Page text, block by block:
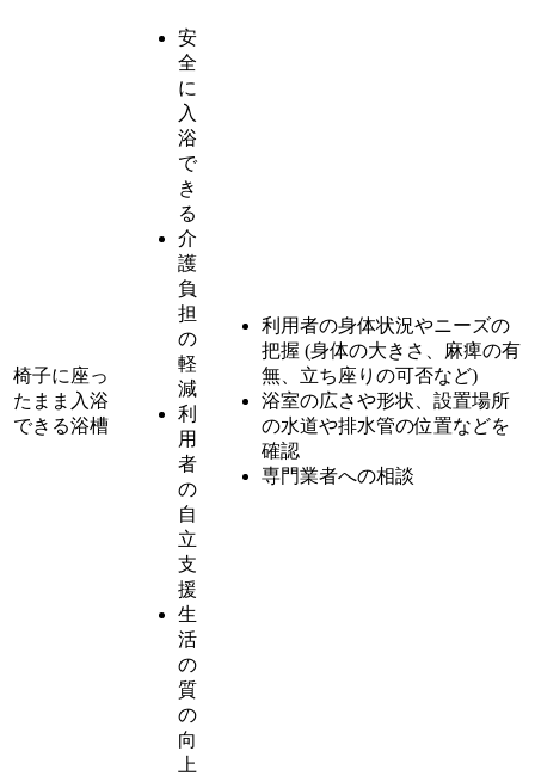
椅子に座っ
たまま入浴
できる浴槽
安
全
に
入
浴
で
き
る
介
護
負
担
の
軽
減
利
用
者
の
自
立
支
援
生
活
の
質
の
向
上
利用者の身体状況やニーズの
把握 (身体の大きさ、麻痺の有
無、立ち座りの可否など)
浴室の広さや形状、設置場所
の水道や排水管の位置などを
確認
専門業者への相談